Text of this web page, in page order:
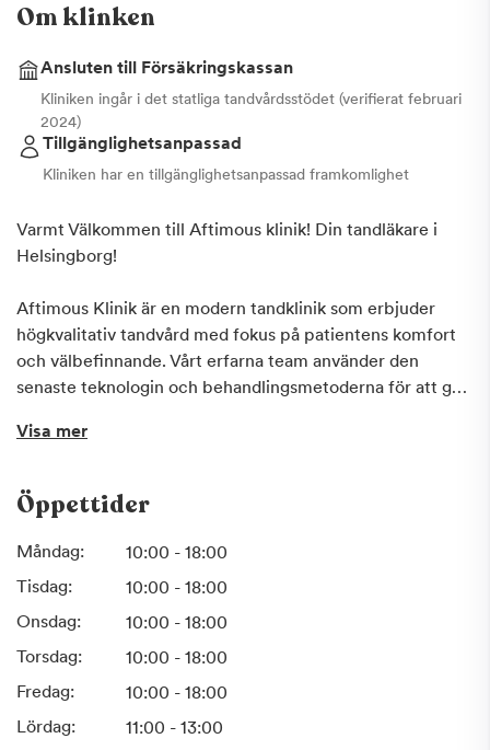
Om klinken
Ansluten till Försäkringskassan
Kliniken ingår i det statliga tandvårdsstödet (verifierat februari
2024)
Tillgänglighetsanpassad
Kliniken har en tillgänglighetsanpassad framkomlighet
Varmt Välkommen till Aftimous klinik! Din tandläkare i
Helsingborg!
Aftimous Klinik är en modern tandklinik som erbjuder
högkvalitativ tandvård med fokus på patientens komfort
och välbefinnande. Vårt erfarna team använder den
senaste teknologin och behandlingsmetoderna för att ge
strävar vi efter att göra varje besök så behagligt och
tandklinik som erbjuder personlig vård och en
välkomnande atmosfär. Vi har erfarna tandläkare som
erbjuder expertvård med hög kompetens och
Visa mer
Öppettider
Måndag:
10:00 - 18:00
Tisdag:
10:00 - 18:00
Onsdag:
10:00 - 18:00
Torsdag:
10:00 - 18:00
Fredag:
10:00 - 18:00
Lördag:
11:00 - 13:00